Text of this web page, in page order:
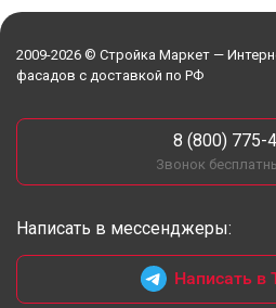
2009-2026 © Стройка Маркет —
фасадов с доставкой по РФ
8 (800) 775-
Звонок
Написать в мессенджеры:
Написать в